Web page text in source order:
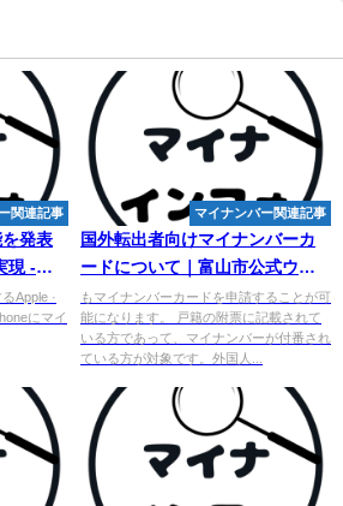
関連記事
発表
現 -
Apple ·
にマイ
マイナンバー関連記事
国外転出者向けマイナンバーカ
ードについて｜富山市公式ウェ
ブサイト
もマイナンバーカードを申請することが可
能になります。 戸籍の附票に記載されて
いる方であって、マイナンバーが付番され
ている方が対象です。外国人...